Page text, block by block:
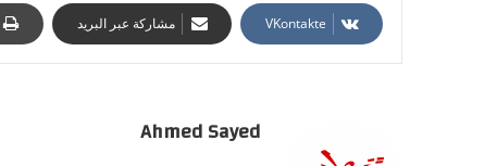
مشاركة عبر البريد
Ahmed Sayed